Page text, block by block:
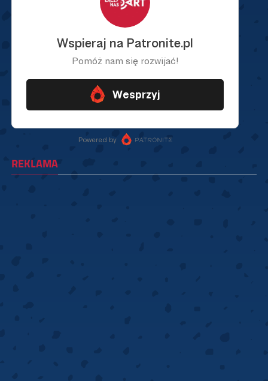
REKLAMA